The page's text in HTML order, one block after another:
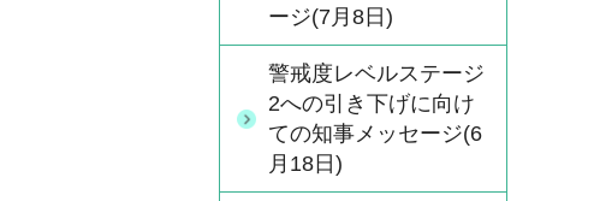
ージ(7月8日)
警戒度レベルステージ
2への引き下げに向け
ての知事メッセージ(6
月18日)